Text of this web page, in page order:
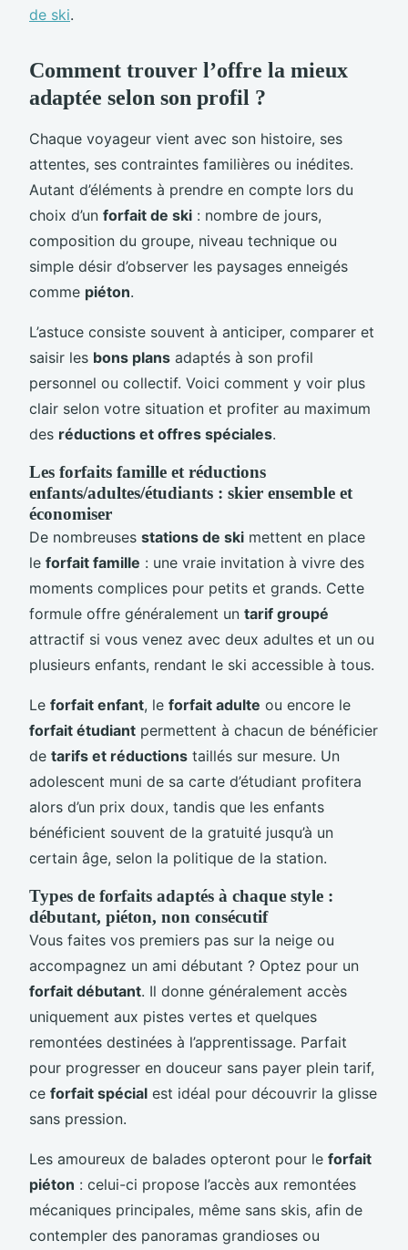
de ski.
Comment trouver l’offre la mieux
adaptée selon son profil ?
Chaque voyageur vient avec son histoire, ses
attentes, ses contraintes familières ou inédites.
Autant d’éléments à prendre en compte lors du
choix d’un forfait de ski : nombre de jours,
composition du groupe, niveau technique ou
simple désir d’observer les paysages enneigés
comme piéton.
L’astuce consiste souvent à anticiper, comparer et
saisir les bons plans adaptés à son profil
personnel ou collectif. Voici comment y voir plus
clair selon votre situation et profiter au maximum
des réductions et offres spéciales.
Les forfaits famille et réductions
enfants/adultes/étudiants : skier ensemble et
économiser
De nombreuses stations de ski mettent en place
le forfait famille : une vraie invitation à vivre des
moments complices pour petits et grands. Cette
formule offre généralement un tarif groupé
attractif si vous venez avec deux adultes et un ou
plusieurs enfants, rendant le ski accessible à tous.
Le forfait enfant, le forfait adulte ou encore le
forfait étudiant permettent à chacun de bénéficier
de tarifs et réductions taillés sur mesure. Un
adolescent muni de sa carte d’étudiant profitera
alors d’un prix doux, tandis que les enfants
bénéficient souvent de la gratuité jusqu’à un
certain âge, selon la politique de la station.
Types de forfaits adaptés à chaque style :
débutant, piéton, non consécutif
Vous faites vos premiers pas sur la neige ou
accompagnez un ami débutant ? Optez pour un
forfait débutant. Il donne généralement accès
uniquement aux pistes vertes et quelques
remontées destinées à l’apprentissage. Parfait
pour progresser en douceur sans payer plein tarif,
ce forfait spécial est idéal pour découvrir la glisse
sans pression.
Les amoureux de balades opteront pour le forfait
piéton : celui-ci propose l’accès aux remontées
mécaniques principales, même sans skis, afin de
contempler des panoramas grandioses ou